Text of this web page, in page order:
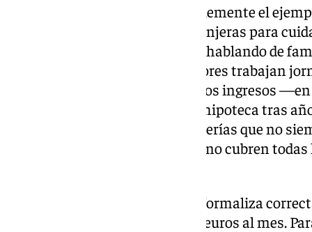
El empleo doméstico es probablemente el
dependen de trabajadoras extranjeras para
dependientes. Pero no estamos hablando de
hogares donde ambos progenitores trabajan
una parte muy significativa de los ingresos
— se destina a pagar alquiler o hipoteca tras
familias que dependen de guarderías que no
que han estado en huelga y que no cubren
Cuando esa relación laboral se formaliza
puede situarse entre 300 y 500 euros al mes.